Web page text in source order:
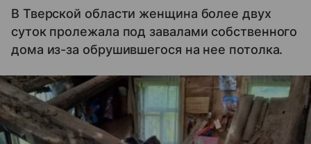
В Тверской области женщина более двух
суток пролежала под завалами собственного
дома из-за обрушившегося на нее потолка.